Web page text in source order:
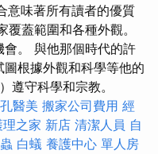
意味著所有讀者的優質
蓋範圍和各種外觀。
。 與他那個時代的許
根據外觀和科學等他的
遵守科學和宗教。
醫美 搬家公司費用 經
理之家 新店 清潔人員 自
白蟻 養護中心 單人房